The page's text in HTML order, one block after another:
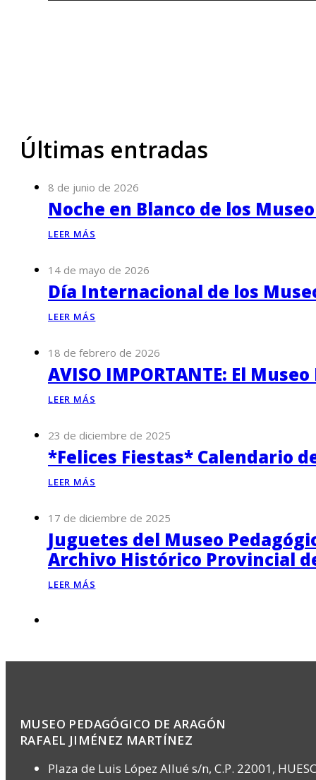
Últimas entradas
8 de junio de 2026
Noche en Blanco de los
LEER MÁS
14 de mayo de 2026
Día Internacional de los
LEER MÁS
18 de febrero de 2026
AVISO IMPORTANTE: El
LEER MÁS
23 de diciembre de 2025
*Felices Fiestas* Calendario
LEER MÁS
17 de diciembre de 2025
Juguetes del Museo
Archivo Histórico Provincial
LEER MÁS
MUSEO PEDAGÓGICO DE ARAGÓN
RAFAEL JIMÉNEZ MARTÍNEZ
Plaza de Luis López Allué s/n, C.P. 22001,